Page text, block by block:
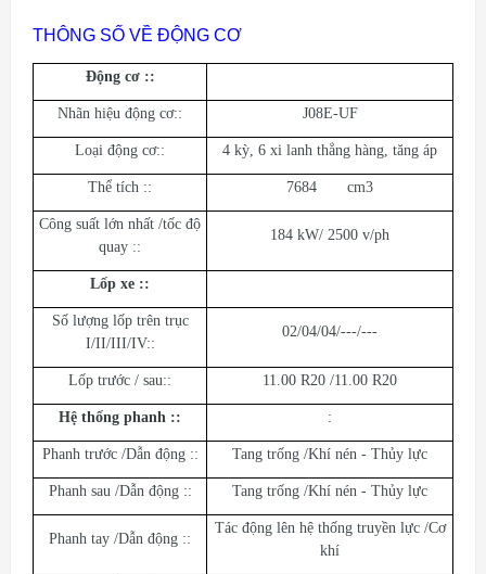
THÔNG SỐ VỀ ĐỘNG CƠ
Động cơ ::
Nhãn hiệu động cơ:: J08E-UF
Loại động cơ:: 4 kỳ, 6 xi lanh thẳng hàng, tăng áp
Thể tích :: 7684 cm3
Công suất lớn nhất /tốc độ
quay ::
184 kW/ 2500 v/ph
Lốp xe ::
Số lượng lốp trên trục
I/II/III/IV::
02/04/04/---/---
Lốp trước / sau:: 11.00 R20 /11.00 R20
Hệ thống phanh :: :
Phanh trước /Dẫn động :: Tang trống /Khí nén - Thủy lực
Phanh sau /Dẫn động :: Tang trống /Khí nén - Thủy lực
Phanh tay /Dẫn động ::
Tác động lên hệ thống truyền lực /Cơ
khí